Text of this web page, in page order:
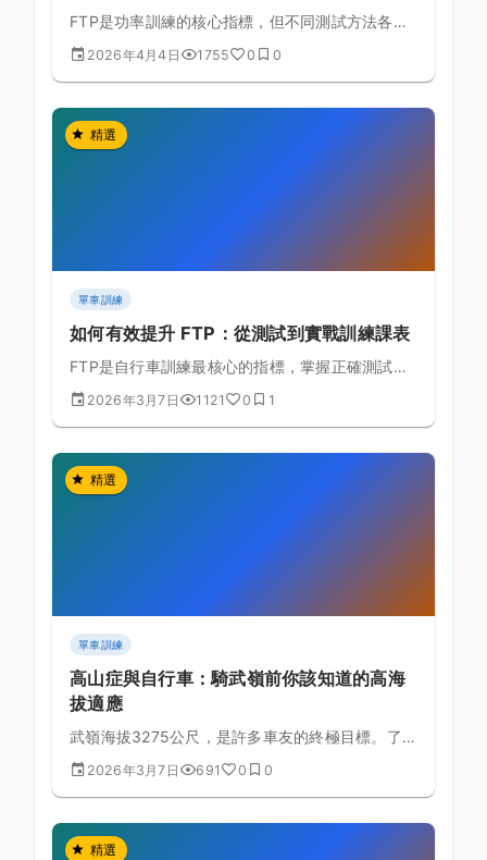
FTP是功率訓練的核心指標，但不同測試方法各有
優缺點，本文深入比較兩種主流測試法，幫助你找
到最準確的測試方式。
2026年4月4日 1755 0 0
精選
單車訓練
如何有效提升 FTP：從測試到實戰訓練課表
FTP是自行車訓練最核心的指標，掌握正確測試方
式與提升策略讓你突破瓶頸
2026年3月7日 1121 0 1
精選
單車訓練
高山症與自行車：騎武嶺前你該知道的高海
拔適應
武嶺海拔3275公尺，是許多車友的終極目標。了解
高山症的成因與預防，才能安全完成這趟高海拔挑
戰。
2026年3月7日 691 0 0
精選